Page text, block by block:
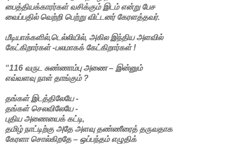
பைத்தியக்காரர்கள் வசிக்கும் இடம் என்று பேச
வைப்பதில் வெற்றி பெற்று விட்டனர் கேரளத்தவர்.
மீடியாக்களில்,டெல்லியில், அகில இந்திய அளவில்
கேட்கிறார்கள் -பலமாகக் கேட்கிறார்கள் !
“116 வருட சுண்ணாம்பு அணை – இன்னும்
எவ்வளவு நாள் தாங்கும் ?
தங்கள் இடத்திலேயே -
தங்கள் செலவிலேயே -
புதிய அணையைக் கட்டி,
தமிழ் நாட்டிற்கு அதே அளவு தண்ணீரைத் தருவதாக
கேரளா சொல்கிறதே – ஒப்பந்தம் எழுதிக்